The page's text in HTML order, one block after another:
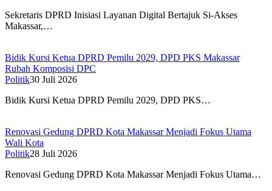
Sekretaris DPRD Inisiasi Layanan Digital Bertajuk Si-Akses
Makassar,…
Bidik Kursi Ketua DPRD Pemilu 2029, DPD PKS Makassar
Rubah Komposisi DPC
Politik30 Juli 2026
Bidik Kursi Ketua DPRD Pemilu 2029, DPD PKS…
Renovasi Gedung DPRD Kota Makassar Menjadi Fokus Utama
Wali Kota
Politik28 Juli 2026
Renovasi Gedung DPRD Kota Makassar Menjadi Fokus Utama…